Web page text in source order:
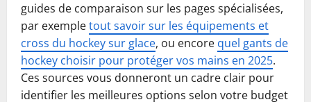
guides de comparaison sur les pages spécialisées,
par exempletout savoir sur les équipements et
cross du hockey sur glace, ou encore quel gants de
hockey choisir pour protéger vos mains en 2025.
Ces sources vous donneront un cadre clair pour
identifier les meilleures options selon votre budget